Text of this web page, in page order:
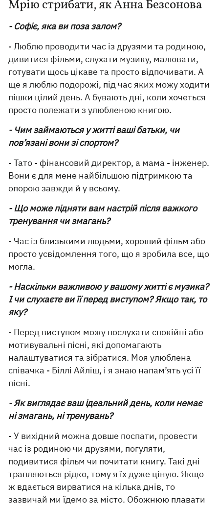
Мрію стрибати, як Анна Безсонова
- Софіє, яка ви поза залом?
- Люблю проводити час із друзями та родиною,
дивитися фільми, слухати музику, малювати,
готувати щось цікаве та просто відпочивати. А
ще я люблю подорожі, під час яких можу ходити
пішки цілий день. А бувають дні, коли хочеться
просто полежати з улюбленою книгою.
- Чим займаються у житті ваші батьки, чи
пов’язані вони зі спортом?
- Тато - фінансовий директор, а мама - інженер.
Вони є для мене найбільшою підтримкою та
опорою завжди й у всьому.
- Що може підняти вам настрій після важкого
тренування чи змагань?
- Час із близькими людьми, хороший фільм або
просто усвідомлення того, що я зробила все, що
могла.
- Наскільки важливою у вашому житті є музика?
І чи слухаєте ви її перед виступом? Якщо так, то
яку?
- Перед виступом можу послухати спокійні або
мотивувальні пісні, які допомагають
налаштуватися та зібратися. Моя улюблена
співачка - Біллі Айліш, і я знаю напам’ять усі її
пісні.
- Як виглядає ваш ідеальний день, коли немає
ні змагань, ні тренувань?
- У вихідний можна довше поспати, провести
час із родиною чи друзями, погуляти,
подивитися фільм чи почитати книгу. Такі дні
трапляються рідко, тому я їх дуже ціную. Якщо
ж вдається вирватися на кілька днів, то
зазвичай ми їдемо за місто. Обожнюю плавати